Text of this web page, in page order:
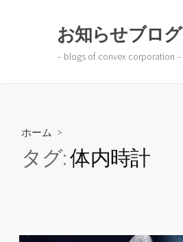
お知らせブログ
– blogs of convex corporation –
ホーム >
タグ:体内時計